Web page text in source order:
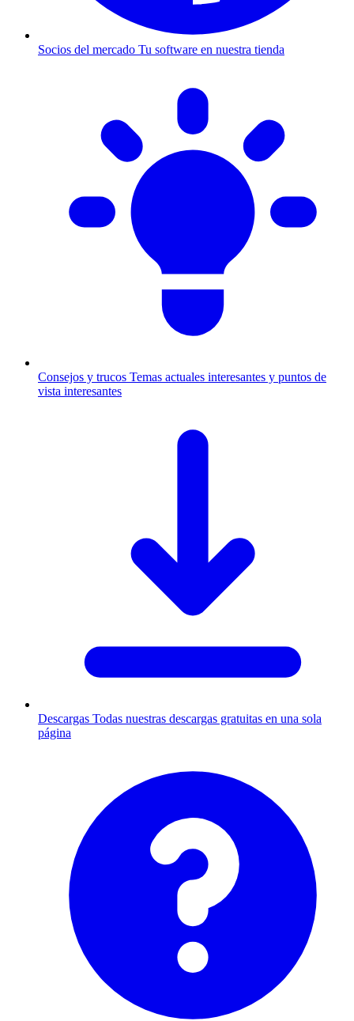
Socios del mercado Tu software en nuestra tienda
Consejos y trucos Temas actuales interesantes y puntos de
vista interesantes
Descargas Todas nuestras descargas gratuitas en una sola
página